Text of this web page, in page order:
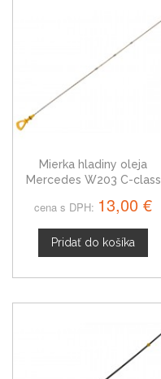
Mierka hladiny oleja
Mercedes W203 C-class
cena s DPH: 13,00 €
Pridať do košíka